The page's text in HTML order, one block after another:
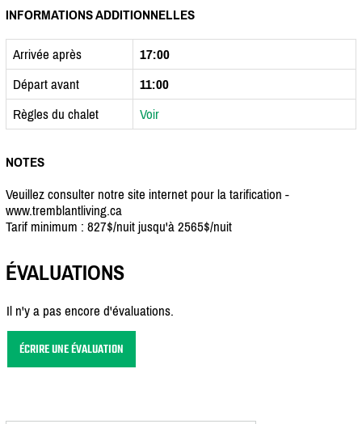
INFORMATIONS ADDITIONNELLES
Arrivée après
17:00
Départ avant
11:00
Règles du chalet
Voir
NOTES
Veuillez consulter notre site internet pour la tarification -
www.tremblantliving.ca
Tarif minimum : 827$/nuit jusqu'à 2565$/nuit
ÉVALUATIONS
Il n'y a pas encore d'évaluations.
ÉCRIRE UNE ÉVALUATION